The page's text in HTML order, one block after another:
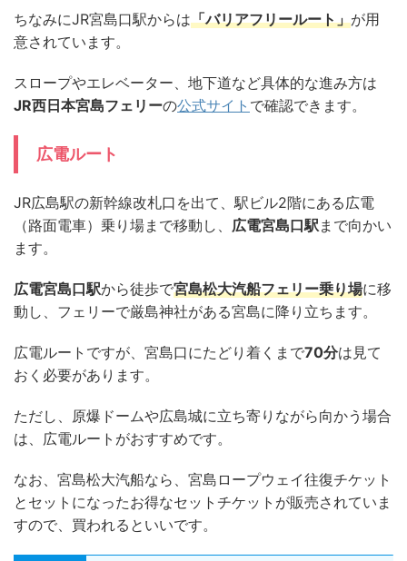
ちなみにJR宮島口駅からは「バリアフリールート」が用
意されています。
スロープやエレベーター、地下道など具体的な進み方は
JR西日本宮島フェリーの公式サイト で確認できます。
広電ルート
JR広島駅の新幹線改札口を出て、駅ビル2階にある広電
（路面電車）乗り場まで移動し、 広電宮島口駅まで向かい
ます。
広電宮島口駅から徒歩で宮島松大汽船フェリー乗り場に移
動し、フェリーで厳島神社がある宮島に降り立ちます。
広電ルートですが、宮島口にたどり着くまで70分は見て
おく必要があります。
ただし、原爆ドームや広島城に立ち寄りながら向かう場合
は、広電ルートがおすすめです。
なお、宮島松大汽船なら、宮島ロープウェイ往復チケット
とセットになったお得なセットチケットが販売されていま
すので、買われるといいです。